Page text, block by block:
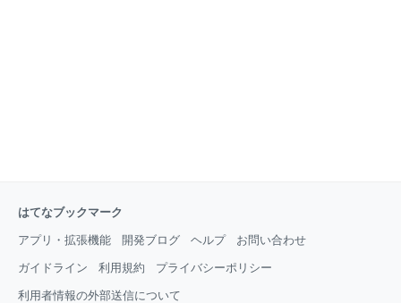
はてなブックマーク
アプリ・拡張機能 開発ブログ ヘルプ お問い合わせ
ガイドライン 利用規約 プライバシーポリシー
利用者情報の外部送信について